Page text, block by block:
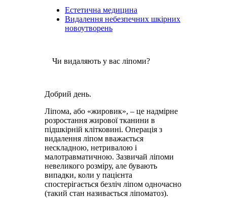
Естетична медицина
Видалення небезпечних шкірних
новоутворень
Чи видаляють у вас ліпоми?
Добрий день.
Ліпома, або «жировик», – це надмірне
розростання жирової тканини в
підшкірній клітковині. Операція з
видалення ліпом вважається
нескладною, нетривалою і
малотравматичною. Зазвичай ліпоми
невеликого розміру, але бувають
випадки, коли у пацієнта
спостерігається безліч ліпом одночасно
(такий стан називається ліпоматоз).